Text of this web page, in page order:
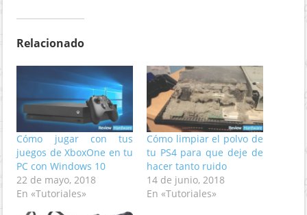
Relacionado
Cómo jugar con tus
juegos de XboxOne en tu
PC con Windows 10
22 de mayo, 2018
En «Tutoriales»
Cómo limpiar el polvo de
tu PS4 para que deje de
hacer tanto ruido
14 de junio, 2018
En «Tutoriales»